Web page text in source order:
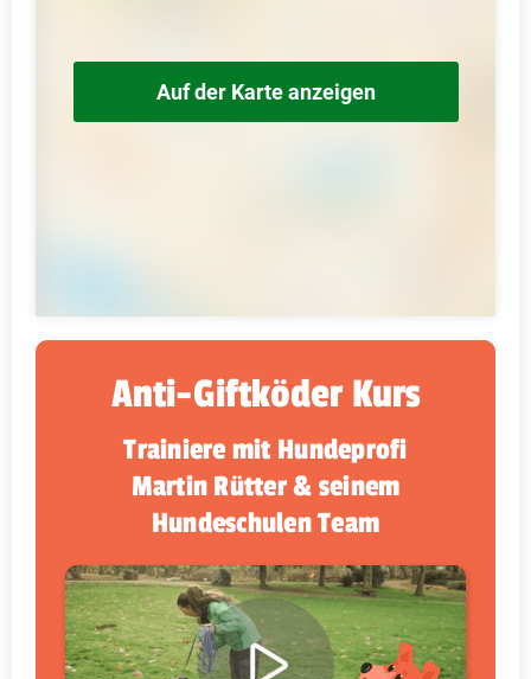
Auf der Karte anzeigen
Anti-Giftköder Kurs
Trainiere mit Hundeprofi
Martin Rütter & seinem
Hundeschulen Team